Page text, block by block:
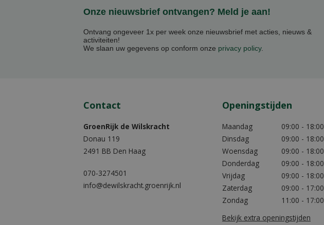
Onze nieuwsbrief ontvangen? Meld je aan!
Ontvang ongeveer 1x per week onze nieuwsbrief met acties, nieuws &
activiteiten!
We slaan uw gegevens op conform onze privacy policy.
Contact
GroenRijk de Wilskracht
Donau 119
2491 BB Den Haag
070-3274501
info@dewilskracht.groenrijk.nl
Openingstijden
Maandag
09:00 - 18:00
Dinsdag
09:00 - 18:00
Woensdag
09:00 - 18:00
Donderdag
09:00 - 18:00
Vrijdag
09:00 - 18:00
Zaterdag
09:00 - 17:00
Zondag
11:00 - 17:00
Bekijk extra openingstijden